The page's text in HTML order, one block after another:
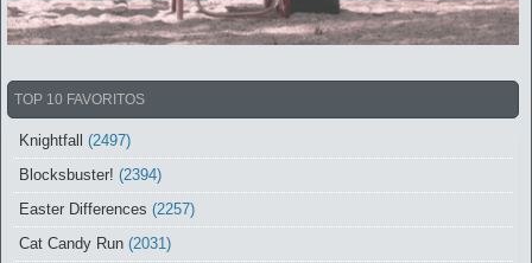
TOP 10 FAVORITOS
Knightfall
(2497)
Blocksbuster! (2394)
Easter Differences (2257)
Cat Candy Run (2031)